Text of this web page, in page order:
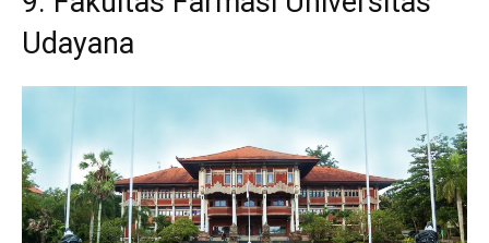
Udayana